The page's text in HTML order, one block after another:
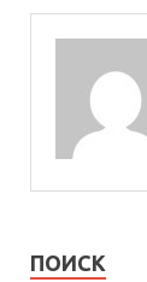
ПОИСК